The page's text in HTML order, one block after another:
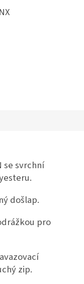
se svrchní
došlap.
pro
zip.